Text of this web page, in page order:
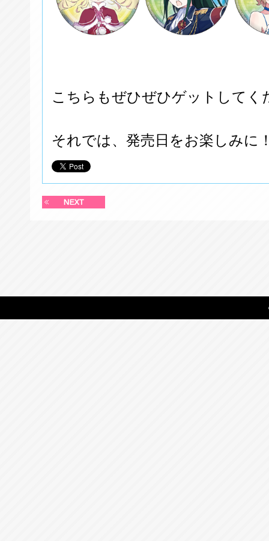
こちらもぜひぜひゲットしてく
それでは、発売日をお楽しみに